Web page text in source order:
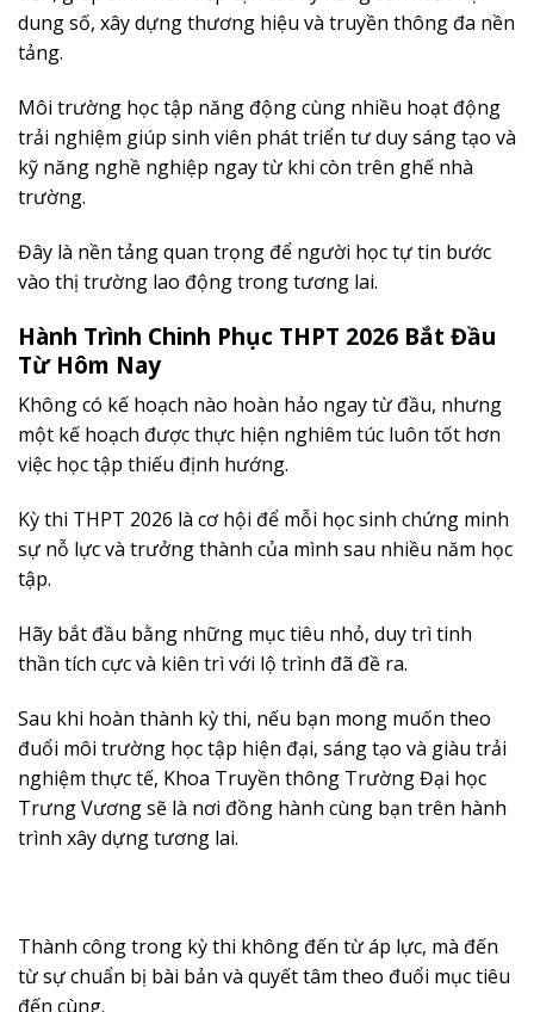
dung số, xây dựng thương hiệu và truyền thông đa nền
tảng.
Môi trường học tập năng động cùng nhiều hoạt động
trải nghiệm giúp sinh viên phát triển tư duy sáng tạo và
kỹ năng nghề nghiệp ngay từ khi còn trên ghế nhà
trường.
Đây là nền tảng quan trọng để người học tự tin bước
vào thị trường lao động trong tương lai.
Hành Trình Chinh Phục THPT 2026 Bắt Đầu
Từ Hôm Nay
Không có kế hoạch nào hoàn hảo ngay từ đầu, nhưng
một kế hoạch được thực hiện nghiêm túc luôn tốt hơn
việc học tập thiếu định hướng.
Kỳ thi THPT 2026 là cơ hội để mỗi học sinh chứng minh
sự nỗ lực và trưởng thành của mình sau nhiều năm học
tập.
Hãy bắt đầu bằng những mục tiêu nhỏ, duy trì tinh
thần tích cực và kiên trì với lộ trình đã đề ra.
Sau khi hoàn thành kỳ thi, nếu bạn mong muốn theo
đuổi môi trường học tập hiện đại, sáng tạo và giàu trải
nghiệm thực tế, Khoa Truyền thông Trường Đại học
Trưng Vương sẽ là nơi đồng hành cùng bạn trên hành
trình xây dựng tương lai.
Thành công trong kỳ thi không đến từ áp lực, mà đến
từ sự chuẩn bị bài bản và quyết tâm theo đuổi mục tiêu
đến cùng.